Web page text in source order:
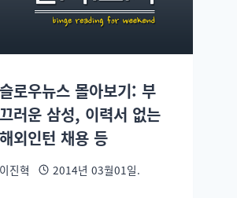
슬로우뉴스 몰아보기: 부
끄러운 삼성, 이력서 없는
해외인턴 채용 등
이진혁 2014년 03월01일.